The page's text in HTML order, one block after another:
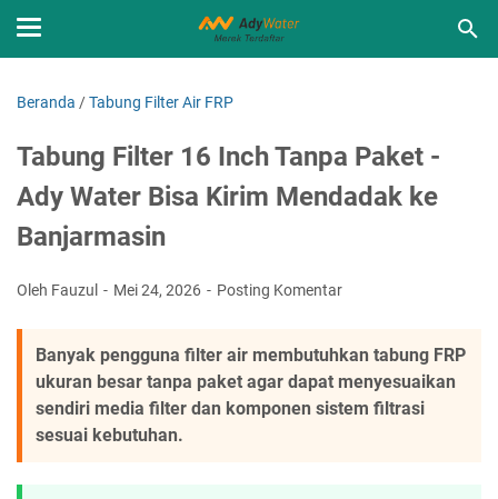
Beranda /Tabung Filter Air FRP
Tabung Filter 16 Inch Tanpa Paket -
Ady Water Bisa Kirim Mendadak ke
Banjarmasin
Oleh Fauzul Mei 24, 2026 Posting Komentar
Banyak pengguna filter air membutuhkan tabung FRP
ukuran besar tanpa paket agar dapat menyesuaikan
sendiri media filter dan komponen sistem filtrasi
sesuai kebutuhan.